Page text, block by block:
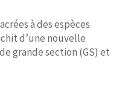
à des espèces
d’une nouvelle
grande section (GS) et